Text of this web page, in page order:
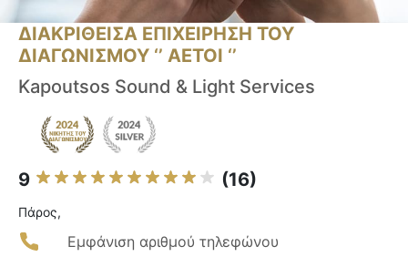
ΔΙΑΚΡΙΘΕΙΣΑ ΕΠΙΧΕΙΡΗΣΗ ΤΟΥ
ΔΙΑΓΩΝΙΣΜΟΥ ‘’ ΑΕΤΟΙ ‘’
Kapoutsos Sound & Light Services
9 (16)
Πάρος,
Εμφάνιση αριθμού τηλεφώνου